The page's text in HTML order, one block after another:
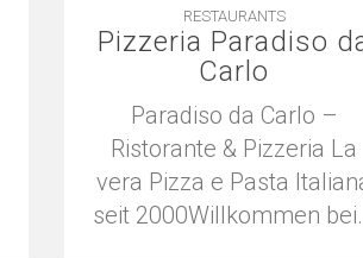
RESTAURANTS
Pizzeria Paradiso
Carlo
Paradiso da Carlo –
Ristorante & Pizzeria La
vera Pizza e Pasta
seit 2000Willkommen